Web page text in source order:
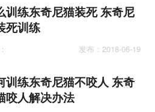
训练东奇尼猫装死 东奇尼
死训练
发布：2018-06-19
训练东奇尼猫不咬人 东奇
咬人解决办法